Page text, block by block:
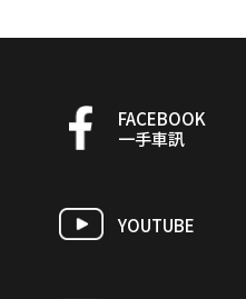
FACEBOOK
一手車訊
YOUTUBE